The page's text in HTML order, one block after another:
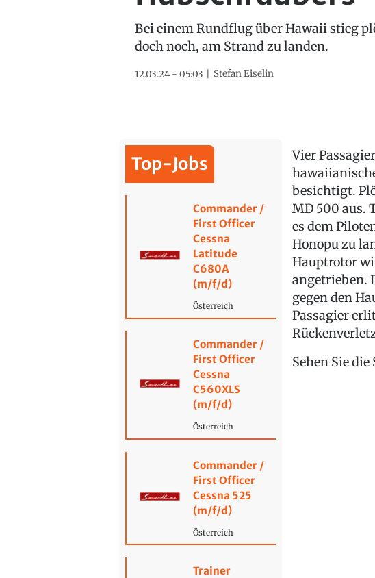
Bei einem Rundflug über Hawaii stieg
doch noch, am Strand zu landen.
12.03.24 - 05:03 Stefan Eiselin
Top-Jobs
Commander /
First Officer
Cessna
Latitude
C680A
(m/f/d)
Österreich
Commander /
First Officer
Cessna
C560XLS
(m/f/d)
Österreich
Commander /
First Officer
Cessna 525
(m/f/d)
Österreich
Trainer
Vier
besichtigt.
MD 500 aus.
es dem
Honopu zu
Hauptrotor
angetrieben.
gegen den
Passagier
Sehen Sie